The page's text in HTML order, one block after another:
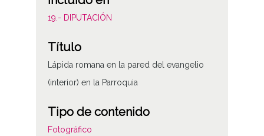
19.- DIPUTACIÓN
Título
Lápida romana en la pared del evangelio
(interior) en la Parroquia
Tipo de contenido
Fotográfico